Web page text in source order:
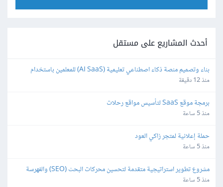
أحدث المشاريع على مستقل
Bubble.io
منذ 12 دقيقة
برمجة موقع SaaS لتأسيس مواقع رحلات
منذ 5 ساعة
حملة إعلانية لمتجر زاكي العود
منذ 5 ساعة
(Indexing)منذ 5 ساعة